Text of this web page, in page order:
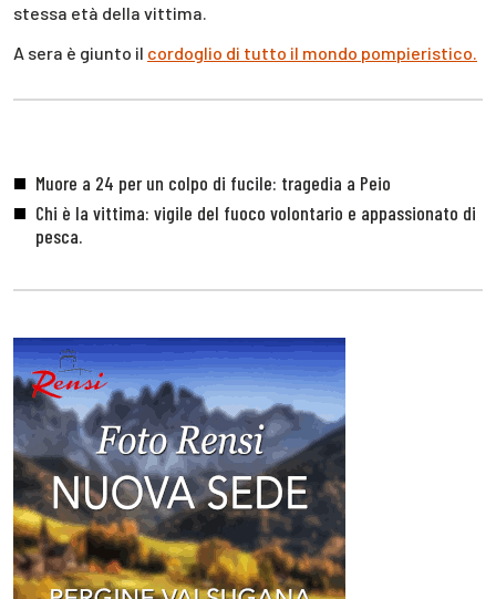
stessa età della vittima.
A sera è giunto il cordoglio di tutto il mondo pompieristico.
Muore a 24 per un colpo di fucile: tragedia a Peio
Chi è la vittima: vigile del fuoco volontario e appassionato di
pesca.